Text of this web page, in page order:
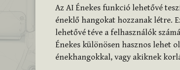
Az AI Énekes funkció lehetővé
éneklő hangokat hozzanak létre.
lehetővé téve a felhasználók
Énekes különösen hasznos lehet
énekhangokkal, vagy akiknek